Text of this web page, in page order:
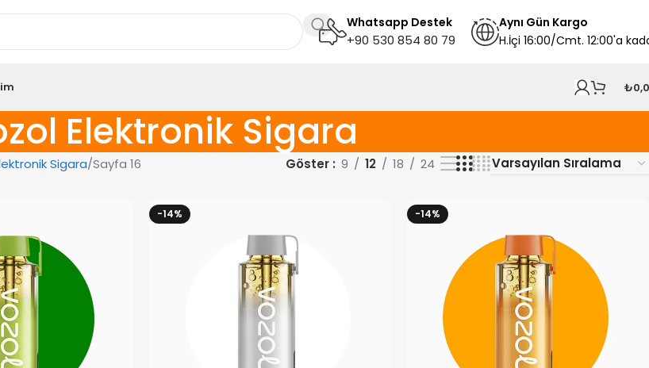
Whatsapp Destek
+90 530 854 80 79
Aynı Gün Kargo
H.İçi 16:00/Cmt. 12:00'a
₺
Elektronik Sigara
Sigara Sayfa 16 Göster 9 12 18 24
-14% -14%